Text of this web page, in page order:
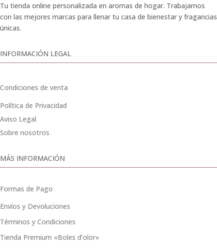
Tu tienda online personalizada en aromas de hogar. Trabajamos
con las mejores marcas para llenar tu casa de bienestar y fragancias
únicas.
INFORMACIÓN LEGAL
Condiciones de venta
Política de Privacidad
Aviso Legal
Sobre nosotros
MÁS INFORMACIÓN
Formas de Pago
Envíos y Devoluciones
Términos y Condiciones
Tienda Premium «Boles d’olor»